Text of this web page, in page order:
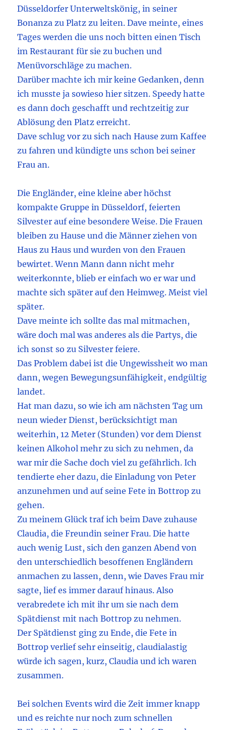
Düsseldorfer Unterweltskönig, in seiner
Bonanza zu Platz zu leiten. Dave meinte, eines
Tages werden die uns noch bitten einen Tisch
im Restaurant für sie zu buchen und
Menüvorschläge zu machen.
Darüber machte ich mir keine Gedanken, denn
ich musste ja sowieso hier sitzen. Speedy hatte
es dann doch geschafft und rechtzeitig zur
Ablösung den Platz erreicht.
Dave schlug vor zu sich nach Hause zum Kaffee
zu fahren und kündigte uns schon bei seiner
Frau an.
Die Engländer, eine kleine aber höchst
kompakte Gruppe in Düsseldorf, feierten
Silvester auf eine besondere Weise. Die Frauen
bleiben zu Hause und die Männer ziehen von
Haus zu Haus und wurden von den Frauen
bewirtet. Wenn Mann dann nicht mehr
weiterkonnte, blieb er einfach wo er war und
machte sich später auf den Heimweg. Meist viel
später.
Dave meinte ich sollte das mal mitmachen,
wäre doch mal was anderes als die Partys, die
ich sonst so zu Silvester feiere.
Das Problem dabei ist die Ungewissheit wo man
dann, wegen Bewegungsunfähigkeit, endgültig
landet.
Hat man dazu, so wie ich am nächsten Tag um
neun wieder Dienst, berücksichtigt man
weiterhin, 12 Meter (Stunden) vor dem Dienst
keinen Alkohol mehr zu sich zu nehmen, da
war mir die Sache doch viel zu gefährlich. Ich
tendierte eher dazu, die Einladung von Peter
anzunehmen und auf seine Fete in Bottrop zu
gehen.
Zu meinem Glück traf ich beim Dave zuhause
Claudia, die Freundin seiner Frau. Die hatte
auch wenig Lust, sich den ganzen Abend von
den unterschiedlich besoffenen Engländern
anmachen zu lassen, denn, wie Daves Frau mir
sagte, lief es immer darauf hinaus. Also
verabredete ich mit ihr um sie nach dem
Spätdienst mit nach Bottrop zu nehmen.
Der Spätdienst ging zu Ende, die Fete in
Bottrop verlief sehr einseitig, claudialastig
würde ich sagen, kurz, Claudia und ich waren
zusammen.
Bei solchen Events wird die Zeit immer knapp
und es reichte nur noch zum schnellen